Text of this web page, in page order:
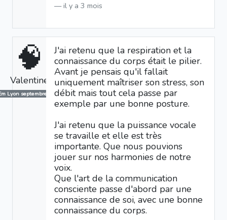
il y a 3 mois
🧠
Valentine
Lyon septembre 2025
J'ai retenu que la respiration et la
connaissance du corps était le pilier.
Avant je pensais qu'il fallait
uniquement maîtriser son stress, son
débit mais tout cela passe par
exemple par une bonne posture.
J'ai retenu que la puissance vocale
se travaille et elle est très
importante. Que nous pouvions
jouer sur nos harmonies de notre
voix.
Que l'art de la communication
consciente passe d'abord par une
connaissance de soi, avec une bonne
connaissance du corps.